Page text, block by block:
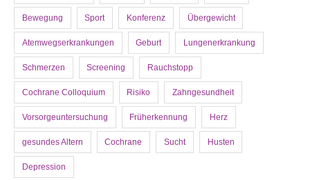
Bewegung Sport Konferenz Übergewicht
Atemwegserkrankungen Geburt Lungenerkrankung
Schmerzen Screening Rauchstopp
Cochrane Colloquium Risiko Zahngesundheit
Vorsorgeuntersuchung Früherkennung Herz
gesundes Altern Cochrane Sucht Husten
Depression